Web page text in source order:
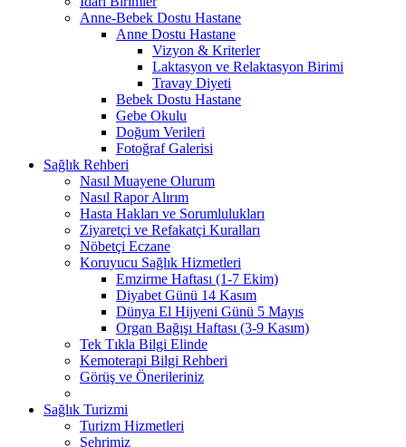
Anne-Bebek Dostu Hastane
Anne Dostu Hastane
Vizyon & Kriterler
Laktasyon ve Relaktasyon Birimi
Travay Diyeti
Bebek Dostu Hastane
Gebe Okulu
Doğum Verileri
Fotoğraf Galerisi
Sağlık Rehberi
Nasıl Muayene Olurum
Nasıl Rapor Alırım
Hasta Hakları ve Sorumlulukları
Ziyaretçi ve Refakatçi Kuralları
Nöbetçi Eczane
Koruyucu Sağlık Hizmetleri
Emzirme Haftası (1-7 Ekim)
Diyabet Günü 14 Kasım
Dünya El Hijyeni Günü 5 Mayıs
Organ Bağışı Haftası (3-9 Kasım)
Tek Tıkla Bilgi Elinde
Kemoterapi Bilgi Rehberi
Görüş ve Önerileriniz
Sağlık Turizmi
Turizm Hizmetleri
Şehrimiz